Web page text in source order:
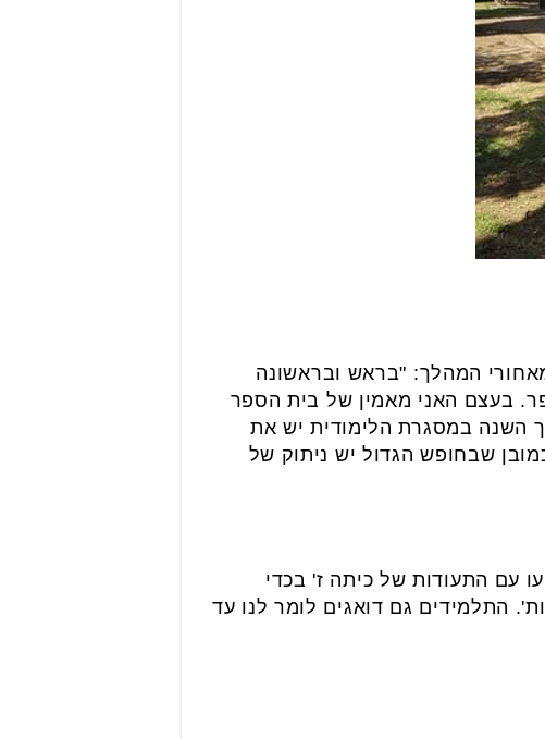
המהלך: "בראש ובראשונה
בעצם האני מאמין של בית הספר
השנה במסגרת הלימודית יש את
שבחופש הגדול יש ניתוק של
עם התעודות של כיתה ז' בכדי
התלמידים גם דואגים לומר לנו עד